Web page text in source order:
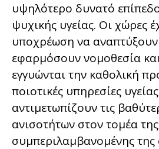
υψηλότερο δυνατό
ψυχικής υγείας. Οι χώρες
υποχρέωση να αναπτύξουν
εφαρμόσουν νομοθεσία
εγγυώνται την καθολική
ποιοτικές υπηρεσίες
αντιμετωπίζουν τις
ανισοτήτων στον τομέα της
συμπεριλαμβανομένης της